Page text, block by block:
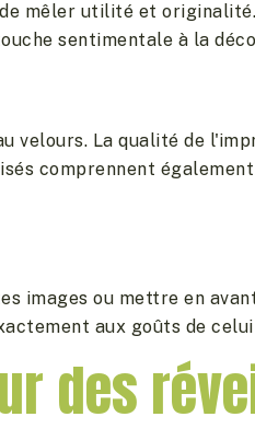
mêler utilité et
sentimentale à la
velours. La qualité de
comprennent
images ou mettre en
aux goûts de
des